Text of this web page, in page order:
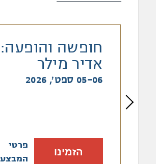
חופשה והופעה:
אדיר מילר
05-06 ספט׳, 2026
הזמינו
פרטי
המבצע